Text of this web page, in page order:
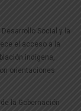
Social y la
el acceso a la
indígena,
orientaciones
la Gobernación